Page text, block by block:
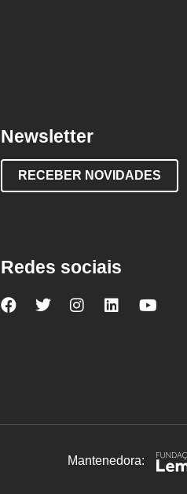
Newsletter
RECEBER NOVIDADES
Redes sociais
NovaNova Nova NovaNova
Mantenedora: